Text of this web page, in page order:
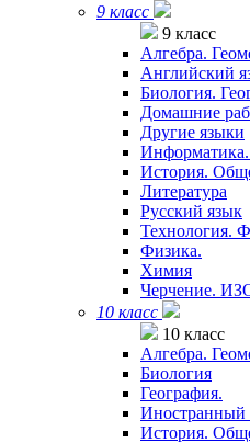
9 класс
9 класс
Алгебра.
Английский
Биология.
Домашние
Другие языки
История.
Литература
Русский язык
Технология.
Физика.
Химия
Черчение.
10 класс
10 класс
Алгебра.
Биология
География.
Иностранный
История.